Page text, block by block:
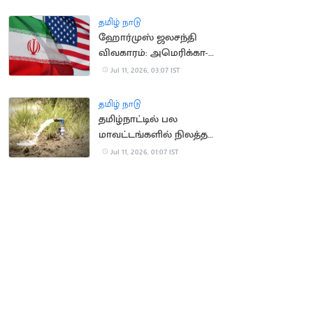
தமிழ் நாடு
ஹோர்முஸ் ஜலசந்தி
விவகாரம்: அமெரிக்கா-
ஈரான் இடையே பதற்றம்
Jul 11, 2026, 03:07 IST
தமிழ் நாடு
தமிழ்நாட்டில் பல
மாவட்டங்களில் நிலத்தடி
நீர்மட்டம் சரிவு
Jul 11, 2026, 01:07 IST